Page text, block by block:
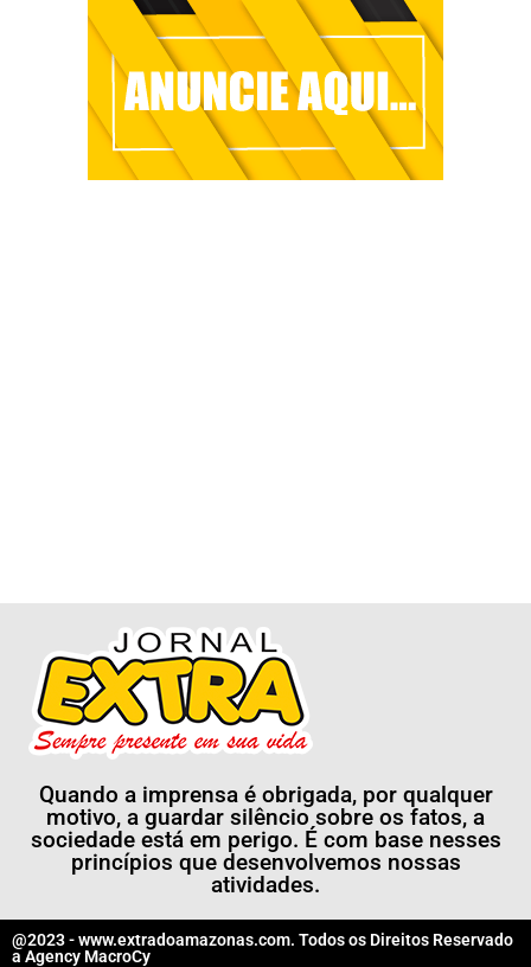
Quando a imprensa é obrigada, por qualquer
motivo, a guardar silêncio sobre os fatos, a
sociedade está em perigo. É com base nesses
princípios que desenvolvemos nossas
atividades.
@2023 - www.extradoamazonas.com. Todos os Direitos Reservado
a Agency MacroCy